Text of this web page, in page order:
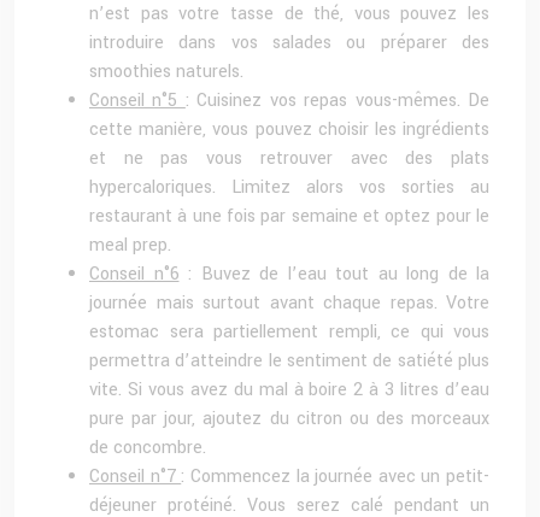
n’est pas votre tasse de thé, vous pouvez les
introduire dans vos salades ou préparer des
smoothies naturels.
Conseil n°5 : Cuisinez vos repas vous-mêmes. De
cette manière, vous pouvez choisir les ingrédients
et ne pas vous retrouver avec des plats
hypercaloriques. Limitez alors vos sorties au
restaurant à une fois par semaine et optez pour le
meal prep.
Conseil n°6 : Buvez de l’eau tout au long de la
journée mais surtout avant chaque repas. Votre
estomac sera partiellement rempli, ce qui vous
permettra d’atteindre le sentiment de satiété plus
vite. Si vous avez du mal à boire 2 à 3 litres d’eau
pure par jour, ajoutez du citron ou des morceaux
de concombre.
Conseil n°7 : Commencez la journée avec un petit-
déjeuner protéiné. Vous serez calé pendant un